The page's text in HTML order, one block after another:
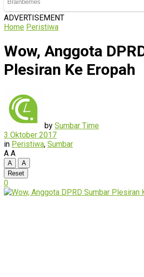
ADVERTISEMENT
Home Peristiwa
Wow, Anggota
Plesiran Ke Eropah
by Sumbar Time
3 Oktober 2017
in Peristiwa, Sumbar
A A
A
A
Reset
0